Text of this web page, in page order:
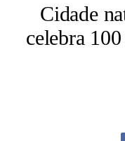
Cidade
celebra